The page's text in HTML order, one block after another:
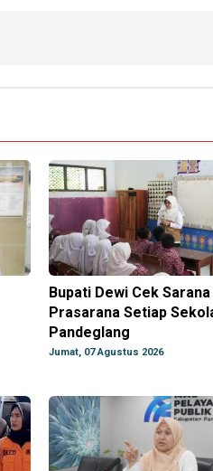
Bupati Dewi Cek Sarana
Prasarana Setiap
Pandeglang
Jumat, 07 Agustus 2026